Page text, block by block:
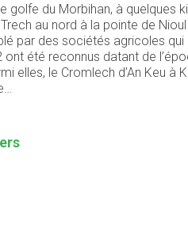
golfe du Morbihan, à
au nord à la pointe de
par des sociétés agricoles
ont été reconnus datant de
elles, le Cromlech d’An Keu